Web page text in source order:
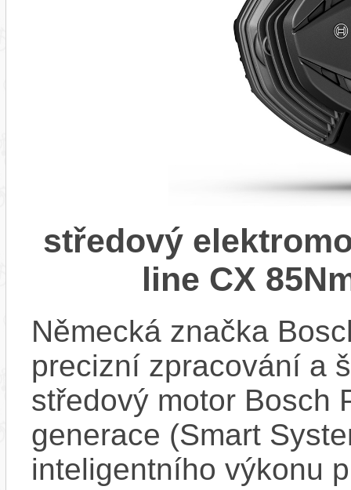
středový
line CX
Německá značka
precizní zpracování a
středový motor Bosch
generace (Smart
inteligentního výkonu